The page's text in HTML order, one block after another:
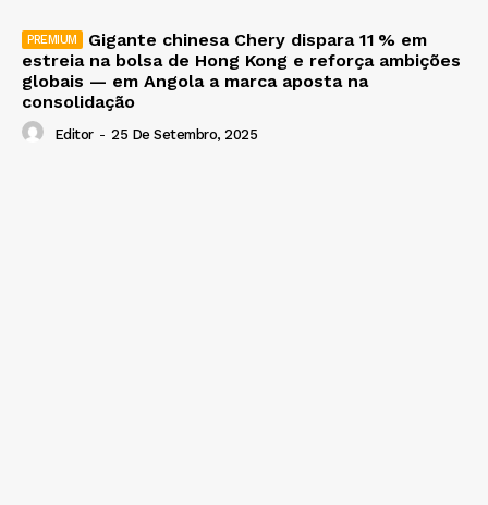
Gigante chinesa Chery dispara 11 % em
estreia na bolsa de Hong Kong e reforça ambições
globais — em Angola a marca aposta na
consolidação
Editor - 25 De Setembro, 2025